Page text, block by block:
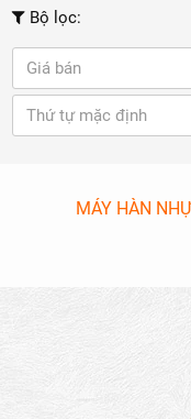
Bộ lọc:
Giá bán
Thứ tự mặc định
MÁY HÀN